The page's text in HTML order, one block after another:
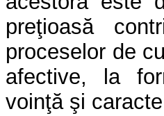
preţioasă
proceselor de
afective, la
voinţă şi